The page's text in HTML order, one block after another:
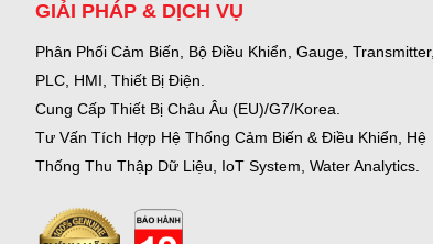
GIẢI PHÁP & DỊCH VỤ
Phân Phối Cảm Biến, Bộ Điều Khiển, Gauge, Transmitter,
PLC, HMI, Thiết Bị Điện.
Cung Cấp Thiết Bị Châu Âu (EU)/G7/Korea.
Tư Vấn Tích Hợp Hệ Thống Cảm Biến & Điều Khiển, Hệ
Thống Thu Thập Dữ Liệu, IoT System, Water Analytics.